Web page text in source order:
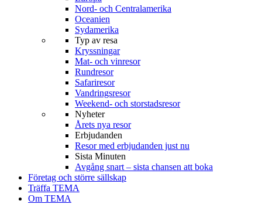
Nord- och Centralamerika
Oceanien
Sydamerika
Typ av resa
Kryssningar
Mat- och vinresor
Rundresor
Safariresor
Vandringsresor
Weekend- och storstadsresor
Nyheter
Årets nya resor
Erbjudanden
Resor med erbjudanden just nu
Sista Minuten
Avgång snart – sista chansen att boka
Företag och större sällskap
Träffa TEMA
Om TEMA